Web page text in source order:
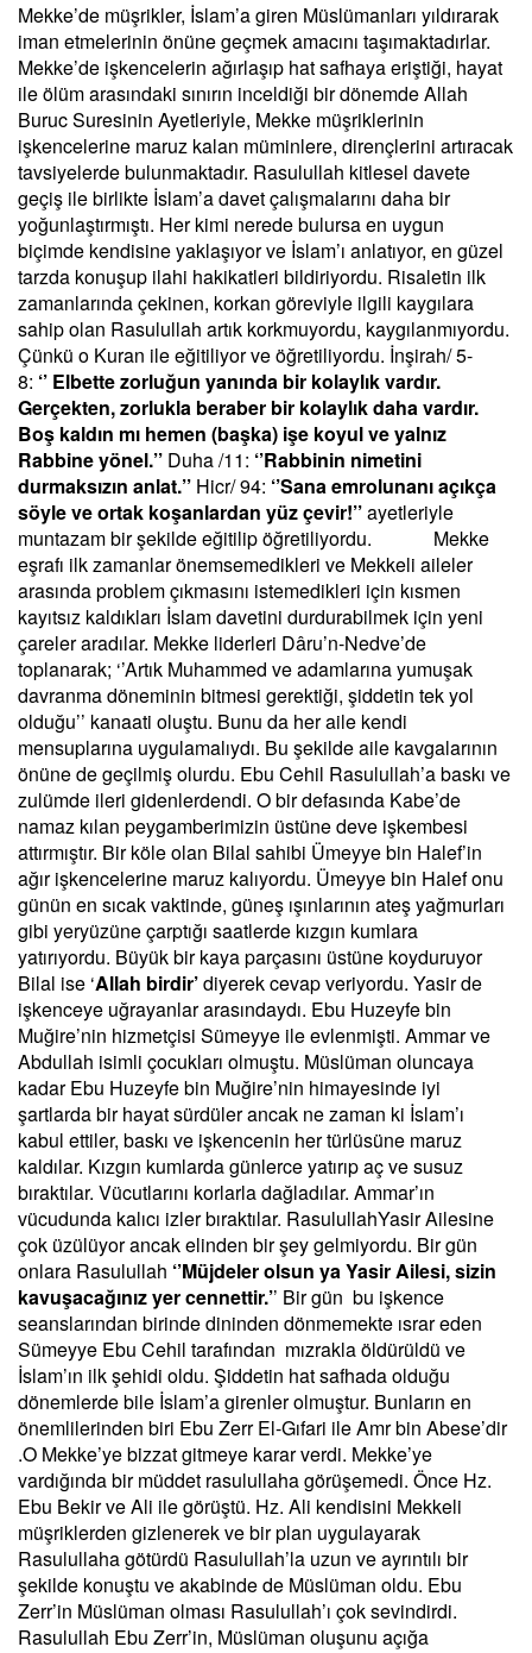
Mekke’de müşrikler, İslam’a giren Müslümanları yıldırarak
iman etmelerinin önüne geçmek amacını taşımaktadırlar.
Mekke’de işkencelerin ağırlaşıp hat safhaya eriştiği, hayat
ile ölüm arasındaki sınırın inceldiği bir dönemde Allah
Buruc Suresinin Ayetleriyle, Mekke müşriklerinin
işkencelerine maruz kalan müminlere, dirençlerini artıracak
tavsiyelerde bulunmaktadır. Rasulullah kitlesel davete
geçiş ile birlikte İslam’a davet çalışmalarını daha bir
yoğunlaştırmıştı. Her kimi nerede bulursa en uygun
biçimde kendisine yaklaşıyor ve İslam’ı anlatıyor, en güzel
tarzda konuşup ilahi hakikatleri bildiriyordu. Risaletin ilk
zamanlarında çekinen, korkan göreviyle ilgili kaygılara
sahip olan Rasulullah artık korkmuyordu, kaygılanmıyordu.
Çünkü o Kuran ile eğitiliyor ve öğretiliyordu. İnşirah/ 5-
8: ‘’ Elbette zorluğun yanında bir kolaylık vardır.
Gerçekten, zorlukla beraber bir kolaylık daha vardır.
Boş kaldın mı hemen (başka) işe koyul ve yalnız
Rabbine yönel.’’ Duha /11: ‘’Rabbinin nimetini
durmaksızın anlat.’’ Hicr/ 94: ‘’Sana emrolunanı açıkça
söyle ve ortak koşanlardan yüz çevir!’’ayetleriyle
muntazam bir şekilde eğitilip öğretiliyordu. Mekke
eşrafı ilk zamanlar önemsemedikleri ve Mekkeli aileler
arasında problem çıkmasını istemedikleri için kısmen
kayıtsız kaldıkları İslam davetini durdurabilmek için yeni
çareler aradılar. Mekke liderleri Dâru’n-Nedve’de
toplanarak; ‘’Artık Muhammed ve adamlarına yumuşak
davranma döneminin bitmesi gerektiği, şiddetin tek yol
olduğu’’ kanaati oluştu. Bunu da her aile kendi
mensuplarına uygulamalıydı. Bu şekilde aile kavgalarının
önüne de geçilmiş olurdu. Ebu Cehil Rasulullah’a baskı ve
zulümde ileri gidenlerdendi. O bir defasında Kabe’de
namaz kılan peygamberimizin üstüne deve işkembesi
attırmıştır. Bir köle olan Bilal sahibi Ümeyye bin Halef’in
ağır işkencelerine maruz kalıyordu. Ümeyye bin Halef onu
günün en sıcak vaktinde, güneş ışınlarının ateş yağmurları
gibi yeryüzüne çarptığı saatlerde kızgın kumlara
yatırıyordu. Büyük bir kaya parçasını üstüne koyduruyor
Bilal ise ‘Allah birdir’diyerek cevap veriyordu. Yasir de
işkenceye uğrayanlar arasındaydı. Ebu Huzeyfe bin
Muğire’nin hizmetçisi Sümeyye ile evlenmişti. Ammar ve
Abdullah isimli çocukları olmuştu. Müslüman oluncaya
kadar Ebu Huzeyfe bin Muğire’nin himayesinde iyi
şartlarda bir hayat sürdüler ancak ne zaman ki İslam’ı
kabul ettiler, baskı ve işkencenin her türlüsüne maruz
kaldılar. Kızgın kumlarda günlerce yatırıp aç ve susuz
bıraktılar. Vücutlarını korlarla dağladılar. Ammar’ın
vücudunda kalıcı izler bıraktılar. RasulullahYasir Ailesine
çok üzülüyor ancak elinden bir şey gelmiyordu. Bir gün
onlara Rasulullah ‘’Müjdeler olsun ya Yasir Ailesi, sizin
kavuşacağınız yer cennettir.’’ Bir gün bu işkence
seanslarından birinde dininden dönmemekte ısrar eden
Sümeyye Ebu Cehil tarafından mızrakla öldürüldü ve
İslam’ın ilk şehidi oldu. Şiddetin hat safhada olduğu
dönemlerde bile İslam’a girenler olmuştur. Bunların en
önemlilerinden biri Ebu Zerr El-Gıfari ile Amr bin Abese’dir
.O Mekke’ye bizzat gitmeye karar verdi. Mekke’ye
vardığında bir müddet rasulullaha görüşemedi. Önce Hz.
Ebu Bekir ve Ali ile görüştü. Hz. Ali kendisini Mekkeli
müşriklerden gizlenerek ve bir plan uygulayarak
Rasulullaha götürdü Rasulullah’la uzun ve ayrıntılı bir
şekilde konuştu ve akabinde de Müslüman oldu. Ebu
Zerr’in Müslüman olması Rasulullah’ı çok sevindirdi.
Rasulullah Ebu Zerr’in, Müslüman oluşunu açığa